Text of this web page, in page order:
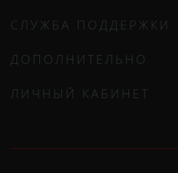
СЛУЖБА ПОДДЕРЖКИ
ДОПОЛНИТЕЛЬНО
ЛИЧНЫЙ КАБИНЕТ